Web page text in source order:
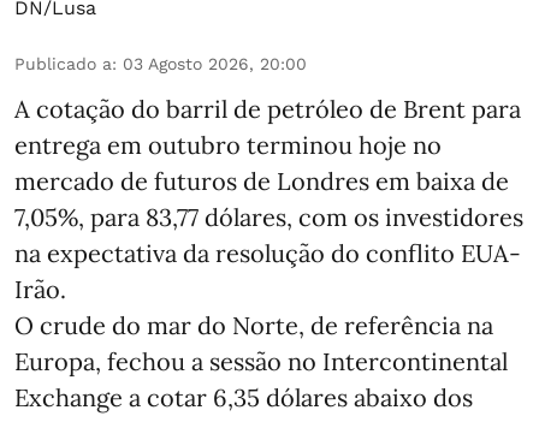
DN/Lusa
Publicado a: 03 Agosto 2026, 20:00
A cotação do barril de petróleo de Brent para
entrega em outubro terminou hoje no
mercado de futuros de Londres em baixa de
7,05%, para 83,77 dólares, com os investidores
na expectativa da resolução do conflito EUA-
Irão.
O crude do mar do Norte, de referência na
Europa, fechou a sessão no Intercontinental
Exchange a cotar 6,35 dólares abaixo dos